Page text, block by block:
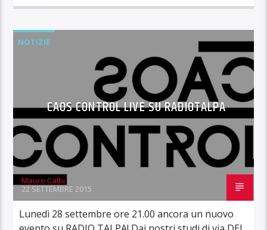
NOTIZIE
CAOS CONTROL LIVE SU RADIOTALPA
Mauro Calbi
22 SETTEMBRE 2015
Lunedì 28 settembre ore 21.00 ancora un nuovo